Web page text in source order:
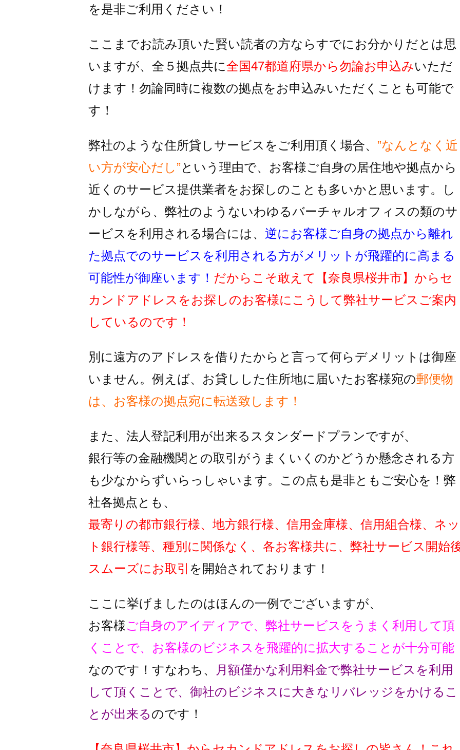
を是非ご利用ください！
ここまでお読み頂いた賢い読者の方ならすでにお分かりだとは思
いますが、全５拠点共に全国47都道府県から勿論お申込みいただ
けます！ 勿論同時に複数の拠点をお申込みいただくことも可能で
す！
弊社のような住所貸しサービスをご利用頂く場合、 ”なんとなく近
い方が安心だし”という理由で、お客様ご自身の居住地や拠点から
近くのサービス提供業者をお探しのことも多いかと思います。し
かしながら、 弊社のようないわゆるバーチャルオフィスの類のサ
ービスを利用される場合には、 逆にお客様ご自身の拠点から離れ
た拠点でのサービスを利用 される方がメリットが飛躍的に高まる
可能性が御座います！ だからこそ敢えて 【奈良県桜井市】 からセ
カンドアドレスをお探しのお客様にこうして弊社サービスご案内
しているのです！
別に遠方のアドレスを借りたからと言って何らデメリットは御座
いません。例えば、お貸しした住所地に届いたお客様宛の郵便物
は、お客様の拠点宛に転送致します！
また、法人登記利用が出来るスタンダードプランですが、
銀行等の金融機関との取引がうまくいくのかどうか懸念される方
も少なからずいらっしゃいます。この点も是非ともご安心を！弊
社各拠点とも、
最寄りの都市銀行様、地方銀行様、信用金庫様、信用組合様、ネッ
ト銀行様等、種別に関係なく、各お客様共に、弊社サービス開始
スムーズに お取引 を開始されております！
ここに挙げましたのはほんの一例でございますが、
お客様ご自身のアイディアで、弊社サービスをうまく利用して頂
くことで、 お客様のビジネスを飛躍的に拡大することが十分可能
なのです！ すなわち、
月額僅かな利用料金で弊社サービスを利用
して頂くことで、 御社のビジネスに大きなリバレッジをかけるこ
とが出来るのです！